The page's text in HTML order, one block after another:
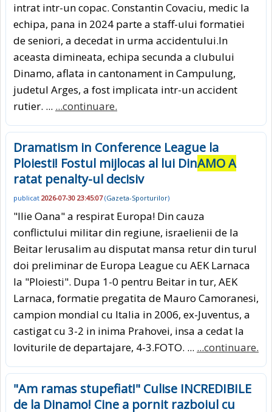
intrat intr-un copac. Constantin Covaciu, medic la
echipa, pana in 2024 parte a staff-ului formatiei
de seniori, a decedat in urma accidentului.In
aceasta dimineata, echipa secunda a clubului
Dinamo, aflata in cantonament in Campulung,
judetul Arges, a fost implicata intr-un accident
rutier. ... ...continuare.
Dramatism in Conference League la
Ploiesti! Fostul mijlocas al lui DinAMO A
ratat penalty-ul decisiv
publicat 2026-07-30 23:45:07(Gazeta-Sporturilor)
"Ilie Oana" a respirat Europa! Din cauza
conflictului militar din regiune, israelienii de la
Beitar Ierusalim au disputat mansa retur din turul
doi preliminar de Europa League cu AEK Larnaca
la "Ploiesti". Dupa 1-0 pentru Beitar in tur, AEK
Larnaca, formatie pregatita de Mauro Camoranesi,
campion mondial cu Italia in 2006, ex-Juventus, a
castigat cu 3-2 in inima Prahovei, insa a cedat la
loviturile de departajare, 4-3.FOTO. ... ...continuare.
"Am ramas stupefiat!" Culise INCREDIBILE
de la Dinamo! Cine a pornit razboiul cu